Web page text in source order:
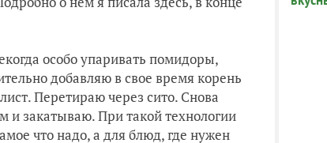
особо упаривать помидоры,
добавляю в свое время корень
Перетираю через сито. Снова
и закатываю. При такой технологии
что надо, а для блюд, где нужен